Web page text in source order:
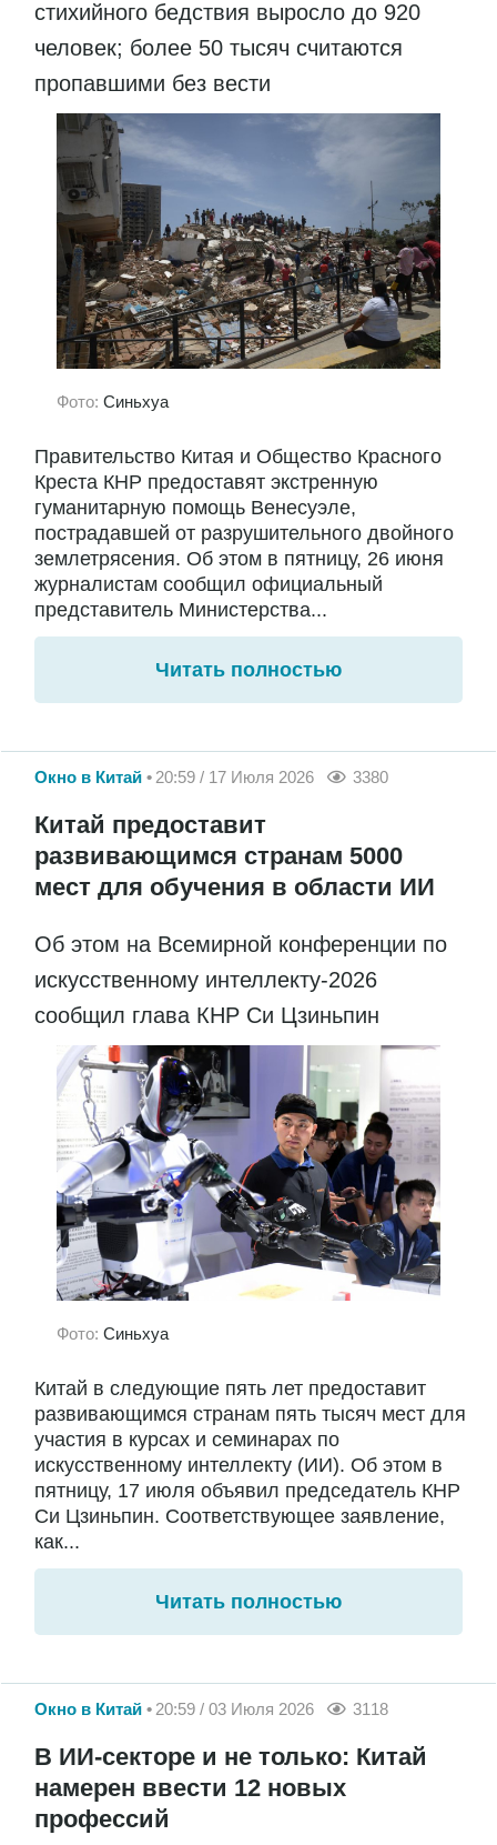
стихийного бедствия выросло до 920
человек; более 50 тысяч считаются
пропавшими без вести
Фото: Синьхуа
Правительство Китая и Общество Красного
Креста КНР предоставят экстренную
гуманитарную помощь Венесуэле,
пострадавшей от разрушительного двойного
землетрясения. Об этом в пятницу, 26 июня
журналистам сообщил официальный
представитель Министерства...
Читать полностью
Окно в Китай 20:59 / 17 Июля 2026 3380
Китай предоставит
развивающимся странам 5000
мест для обучения в области ИИ
Об этом на Всемирной конференции по
искусственному интеллекту-2026
сообщил глава КНР Си Цзиньпин
Фото: Синьхуа
Китай в следующие пять лет предоставит
развивающимся странам пять тысяч мест для
участия в курсах и семинарах по
искусственному интеллекту (ИИ). Об этом в
пятницу, 17 июля объявил председатель КНР
Си Цзиньпин. Соответствующее заявление,
как...
Читать полностью
Окно в Китай 20:59 / 03 Июля 2026 3118
В ИИ-секторе и не только: Китай
намерен ввести 12 новых
профессий